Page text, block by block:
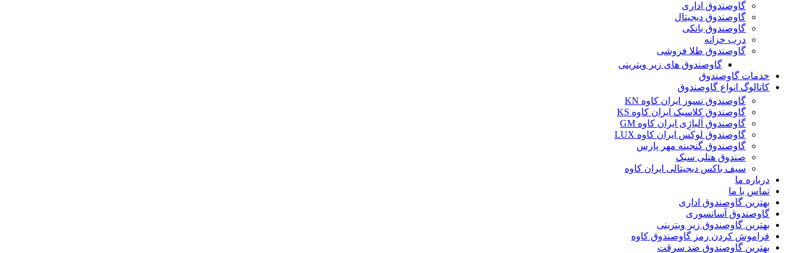
گاوصندوق اداری
گاوصندوق دیجیتال
گاوصندوق بانکی
درب خزانه
گاوصندوق طلا فروشی
گاوصندوق های زیر ویترینی
خدمات گاوصندوق
کاتالوگ انواع گاوصندوق
گاوصندوق نسوز ایران کاوه KN
گاوصندوق کلاسیک ایران کاوه KS
گاوصندوق آلیاژِی ایران کاوه GM
گاوصندوق لوکس ایران کاوه LUX
گاوصندوق گنجینه مهر پارس
صندوق هتلی سبک
سیف باکس دیجیتالی ایران کاوه
درباره ما
تماس با ما
بهترین گاوصندوق اداری
گاوصندوق آسانسوری
بهترین گاوصندوق زیر ویترینی
فراموش کردن رمز گاوصندوق کاوه
بهترین گاوصندوق ضد سرقت